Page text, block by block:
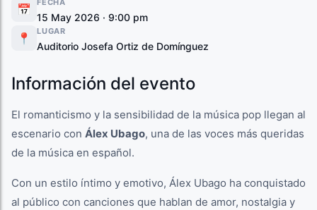
📅 FECHA
15 May 2026 · 9:00 pm
📍 LUGAR
Auditorio Josefa Ortiz de Domínguez
Información del evento
El romanticismo y la sensibilidad de la música pop llegan al
escenario con Álex Ubago, una de las voces más queridas
de la música en español.
Con un estilo íntimo y emotivo, Álex Ubago ha conquistado
al público con canciones que hablan de amor, nostalgia y